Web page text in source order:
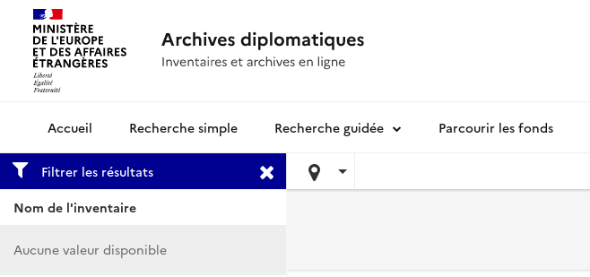
Archives diplomatiquesRecherche simple Recherche guidée Parcourir les fonds
Filtrer les résultats
Nom de l'inventaire
Aucune valeur disponible